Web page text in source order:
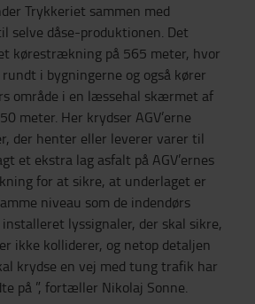
Trykkeriet sammen med
selve dåse-produktionen. Det
kørestrækning på 565 meter, hvor
i bygningerne og også kører
område i en læssehal skærmet af
meter. Her krydser AGV’erne
der henter eller leverer varer til
et ekstra lag asfalt på AGV’ernes
for at sikre, at underlaget er
niveau som de indendørs
installeret lyssignaler, der skal sikre,
ikke kolliderer, og netop detaljen
krydse en vej med tung trafik har
på ”, fortæller Nikolaj Sonne.